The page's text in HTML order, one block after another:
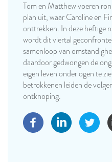
Tom en Matthew voeren
plan uit, waar Caroline en
onttrekken. In deze heftige
wordt dit viertal
samenloop van
daardoor gedwongen de
eigen leven onder ogen te
betrokkenen leiden de
ontknoping.